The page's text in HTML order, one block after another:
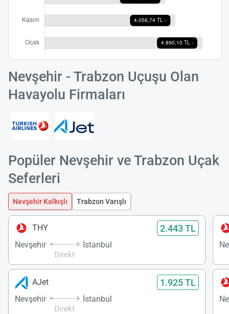
Nevşehir - Trabzon Uçuşu Olan
Havayolu Firmaları
Popüler Nevşehir ve Trabzon Uçak
Seferleri
Nevşehir Kalkışlı Trabzon Varışlı
THY 2.443 TL
Nevşehir
Direkt
İstanbul
AJet 1.925 TL
Nevşehir
Direkt
İstanbul